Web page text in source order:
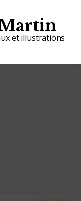
et illustrations